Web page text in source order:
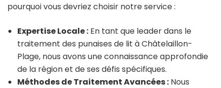
pourquoi vous devriez choisir notre service :
Expertise Locale : En tant que leader dans le
traitement des punaises de lit à Châtelaillon-
Plage, nous avons une connaissance approfondie
de la région et de ses défis spécifiques.
Méthodes de Traitement Avancées : Nous